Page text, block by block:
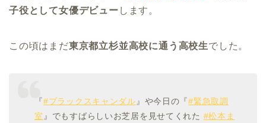
子役として女優デビュー します。
この頃はまだ東京都立杉並高校に通う高校生でした。
『#ブラックスキャンダル 』や今日の『#緊急取調
室 』でもすばらしいお芝居を見せてくれた #松本ま